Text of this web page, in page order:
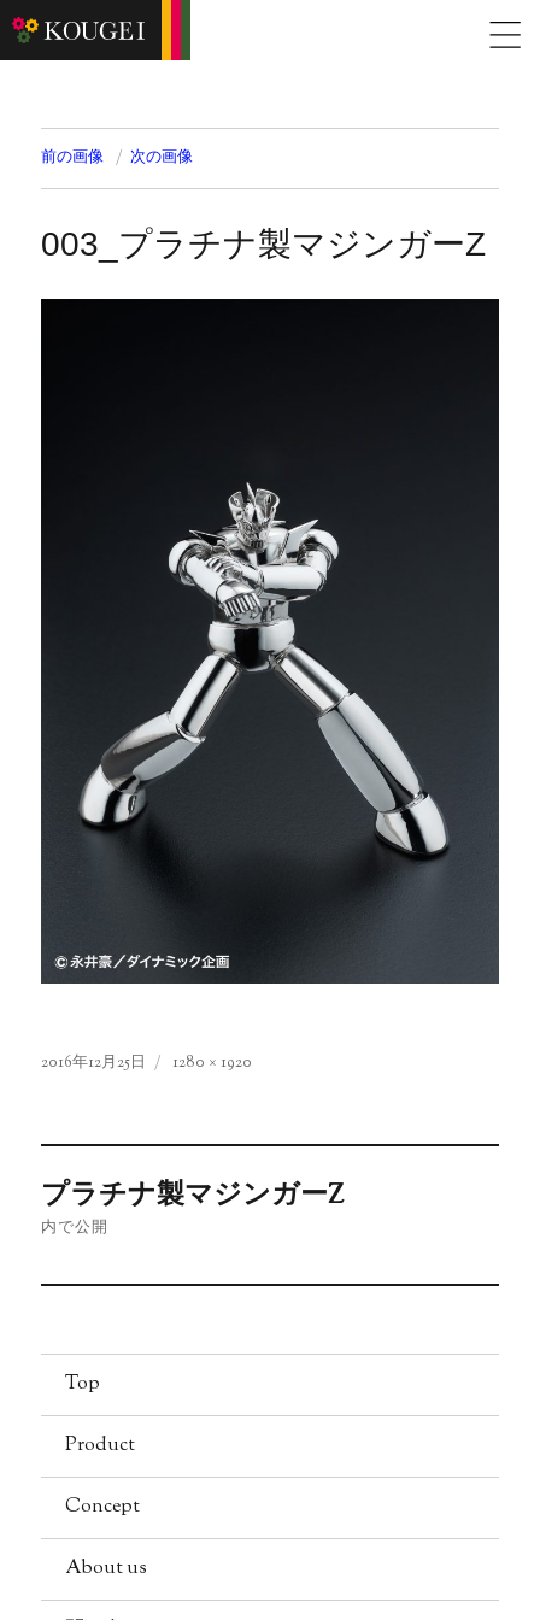
前の画像 次の画像
003_プラチナ製マジンガーZ
投
2016年12月25日
フ
イ
1280 × 1920
投
稿
ナ
ゲ
ー
シ
ン
プラチナ製マジンガーZ
内で公開
Top
Product
Concept
About us